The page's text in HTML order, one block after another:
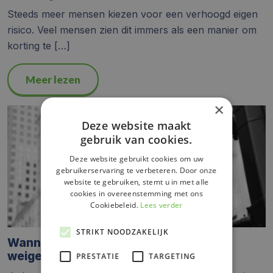
Steeds meer mensen kiezen voor een verhoogd eigen
risico. Veel mensen zien dit immers als een manier om
korting te […]
Meer lezen
Wanneer kan een zorgverzekeraar je
weigeren?
×
Deze website maakt
gebruik van cookies.
Deze website gebruikt cookies om uw
gebruikerservaring te verbeteren. Door onze
website te gebruiken, stemt u in met alle
cookies in overeenstemming met ons
Cookiebeleid. Lees verder
STRIKT NOODZAKELIJK
PRESTATIE TARGETING